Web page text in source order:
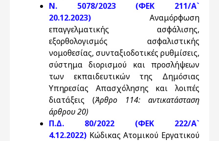
Ν. 5078/2023 (ΦΕΚ 211/Α`
20.12.2023) Αναμόρφωση
επαγγελματικής ασφάλισης,
εξορθολογισμός ασφαλιστικής
νομοθεσίας, συνταξιοδοτικές ρυθμίσεις,
σύστημα διορισμού και προσλήψεων
των εκπαιδευτικών της Δημόσιας
Υπηρεσίας Απασχόλησης και λοιπές
διατάξεις (Άρθρο 114: αντικατάσταση
άρθρου 20)
Π.Δ. 80/2022 (ΦΕΚ 222/Α`
4.12.2022) Κώδικας Ατομικού Εργατικού